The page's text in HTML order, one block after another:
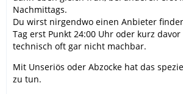
Nachmittags.
Du wirst nirgendwo einen Anbieter
Tag erst Punkt 24:00 Uhr oder kurz
technisch oft gar nicht machbar.
Mit Unseriös oder Abzocke hat das
zu tun.